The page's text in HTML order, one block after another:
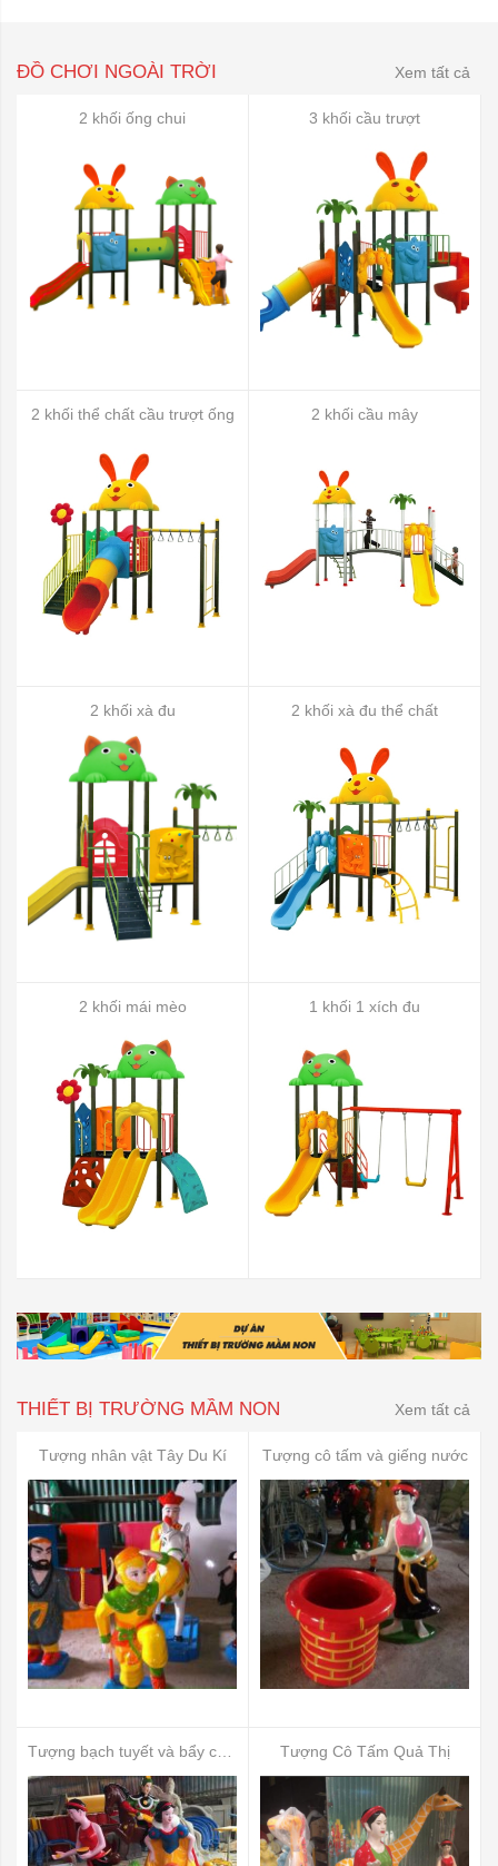
ĐỒ CHƠI NGOÀI TRỜI Xem tất cả
2 khối ống chui 3 khối cầu trượt
2 khối thể chất cầu trượt ống 2 khối cầu mây
2 khối xà đu 2 khối xà đu thể chất
2 khối mái mèo 1 khối 1 xích đu
THIẾT BỊ TRƯỜNG MẦM NON Xem tất cả
Tượng nhân vật Tây Du Kí Tượng cô tấm và giếng nước
Tượng Cô Tấm Quả Thị